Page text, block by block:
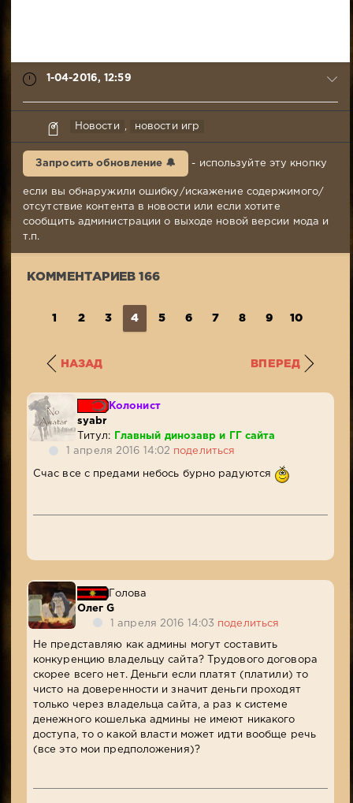
1-04-2016, 12:59
Mr.Awesome
1-
12:59
166
Новости новости игр
Запросить обновление 🔔 - используйте эту кнопку
если вы обнаружили ошибку/искажение содержимого/
отсутствие контента в новости или если хотите
сообщить администрации о выходе новой версии мода и
т.п.
КОММЕНТАРИЕВ 166
1 2 3 4 5 6 7 8 9 10
НАЗАД ВПЕРЕД
Колонист
syabr
Титул:
Главный динозавр и ГГ сайта
1 апреля 2016 14:02 поделиться
Счас все с предами небось бурно радуются
Голова
Олег G
1 апреля 2016 14:03 поделиться
Не представляю как админы могут составить
конкуренцию владельцу сайта? Трудового договора
скорее всего нет. Деньги если платят (платили) то
чисто на доверенности и значит деньги проходят
только через владельца сайта, а раз к системе
денежного кошелька админы не имеют никакого
доступа, то о какой власти может идти вообще речь
(все это мои предположения)?